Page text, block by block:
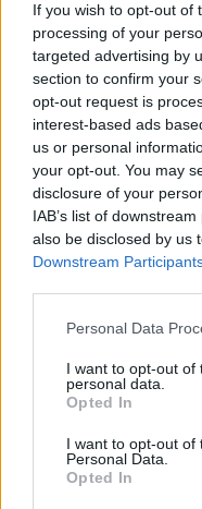
If you wish to opt-out of
processing of your
targeted advertising by
section to confirm your
opt-out request is
interest-based ads
us or personal
your opt-out. You may
disclosure of your
IAB’s list of
also be disclosed by us
Downstream
Please note that this
not limited to your visit
grant or deny consent
use your data for below
consent section.
Personal Data
I want to opt-out of
personal data.
Opted In
I want to opt-out of
Personal Data.
Opted In
Guía para
sobrecarga
El cuidado de otros